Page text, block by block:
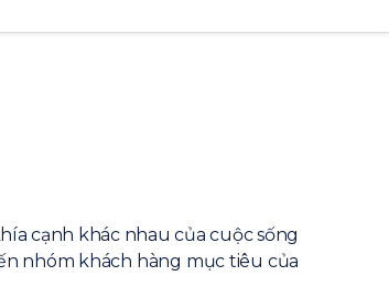
cạnh khác nhau của cuộc sống
nhóm khách hàng mục tiêu của